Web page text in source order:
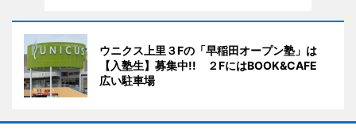
ウニクス上里３Fの「早稲田オープン塾」は
【入塾生】募集中!! ２FにはBOOK&CAFE
広い駐車場